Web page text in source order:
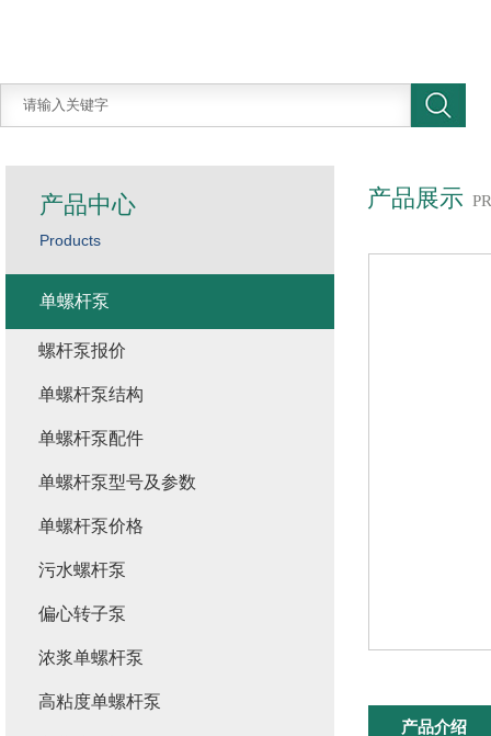
产品展示
产品介绍
产品中心
Products
单螺杆泵
螺杆泵报价
单螺杆泵结构
单螺杆泵配件
单螺杆泵型号及参数
单螺杆泵价格
污水螺杆泵
偏心转子泵
浓浆单螺杆泵
高粘度单螺杆泵